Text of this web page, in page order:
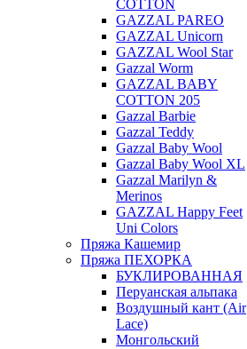
COTTON
GAZZAL PAREO
GAZZAL Unicorn
GAZZAL Wool Star
Gazzal Worm
GAZZAL BABY
COTTON 205
Gazzal Barbie
Gazzal Teddy
Gazzal Baby Wool
Gazzal Baby Wool XL
Gazzal Marilyn &
Merinos
GAZZAL Happy Feet
Uni Colors
Пряжа Кашемир
Пряжа ПЕХОРКА
БУКЛИРОВАННАЯ
Перуанская альпака
Воздушный кант (Air
Lace)
Монгольский